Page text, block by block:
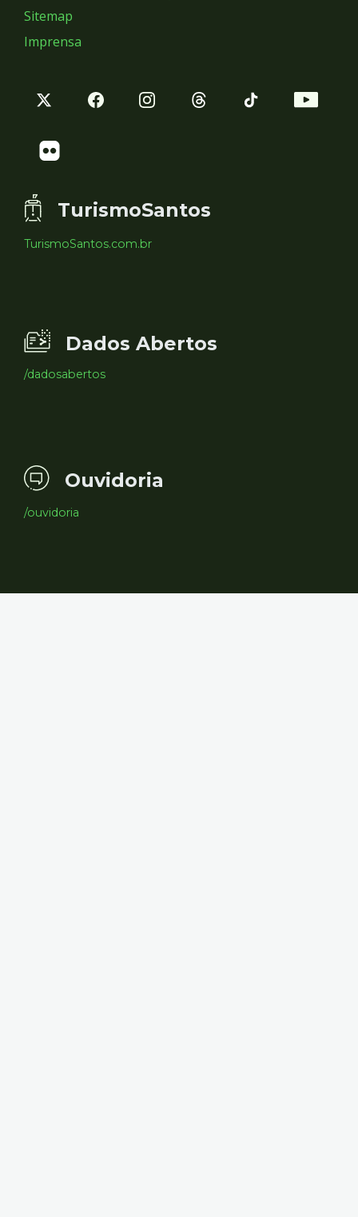
Sitemap
Imprensa
TurismoSantos
TurismoSantos.com.br
Dados Abertos
/dadosabertos
Ouvidoria
/ouvidoria